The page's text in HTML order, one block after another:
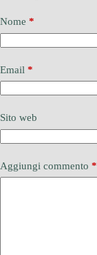
Nome *
Email *
Sito web
Aggiungi commento *